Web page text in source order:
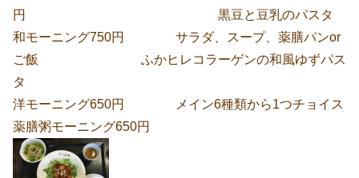
円 黒豆と豆乳のパスタ
和モーニング750円 サラダ、スープ、薬膳パンor
ご飯 ふかヒレコラーゲンの和風ゆずパス
タ
洋モーニング650円 メイン6種類から1つチョイス
薬膳粥モーニング650円